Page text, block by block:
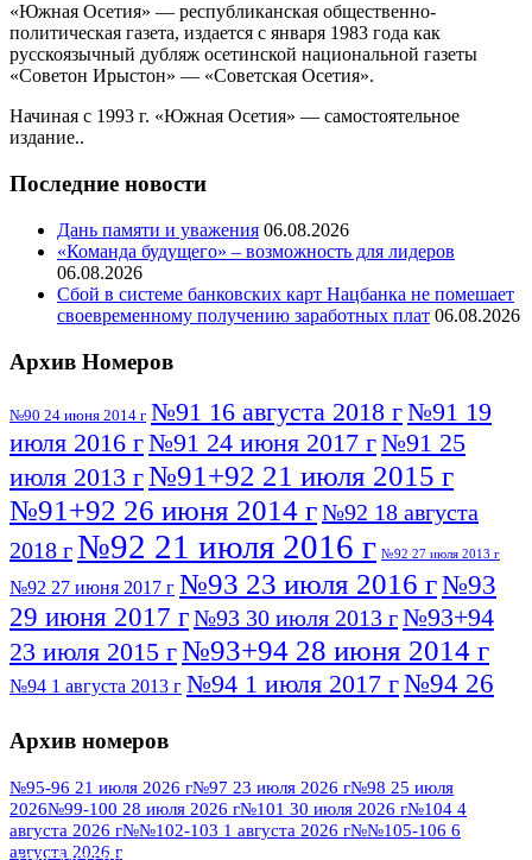
«Южная Осетия» — республиканская общественно-
политическая газета, издается с января 1983 года как
русскоязычный дубляж осетинской национальной газеты
«Советон Ирыстон» — «Советская Осетия».
Начиная с 1993 г. «Южная Осетия» — самостоятельное
издание..
Последние новости
Дань памяти и уважения 06.08.2026
«Команда будущего» – возможность для лидеров
06.08.2026
Сбой в системе банковских карт Нацбанка не помешает
своевременному получению заработных плат 06.08.2026
Архив Номеров
№90 24 июня 2014 г №91 16 августа 2018 г№91 19
июля 2016 г№91 24 июня 2017 г№91 25
июля 2013 г№91+92 21 июля 2015 г
№91+92 26 июня 2014 г№92 18 августа
2018 г№92 21 июля 2016 г №92 27 июля 2013 г
№92 27 июня 2017 г №93 23 июля 2016 г№93
29 июня 2017 г№93 30 июля 2013 г№93+94
23 июля 2015 г№93+94 28 июня 2014 г
№94 1 августа 2013 г №94 1 июля 2017 г№94 26
№95 7 августа 2012 г
№95 28 июля 2016 г№95+96 3 августа
2013 г№96 6 июля 2017 г№96 9 августа
2012 г №96 28 июля 2015 г
Архив номеров
№95-96 21 июля 2026 г№97 23 июля 2026 г№98 25 июля
2026№99-100 28 июля 2026 г№101 30 июля 2026 г№104 4
августа 2026 г№№102-103 1 августа 2026 г№№105-106 6
августа 2026 г